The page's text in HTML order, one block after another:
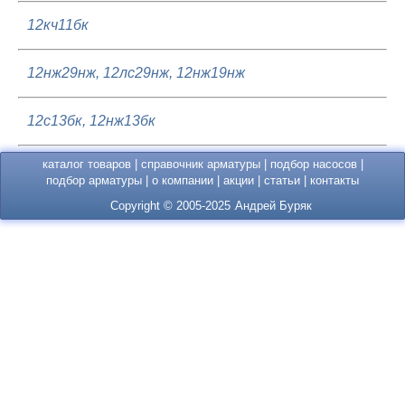
12кч11бк
12нж29нж, 12лс29нж, 12нж19нж
12с13бк, 12нж13бк
каталог товаров| справочник арматуры| подбор насосов|
подбор арматуры
о компании акции статьи
контакты
Copyright © 2005-2025Андрей Буряк